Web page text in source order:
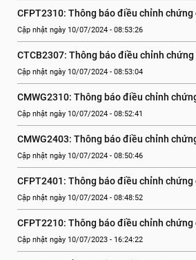
CFPT2310: Thông báo điều chỉnh chứng
Cập nhật ngày 10/07/2024 - 08:53:26
CTCB2307: Thông báo điều chỉnh chứng
Cập nhật ngày 10/07/2024 - 08:53:04
CMWG2310: Thông báo điều chỉnh
Cập nhật ngày 10/07/2024 - 08:52:41
CMWG2403: Thông báo điều chỉnh
Cập nhật ngày 10/07/2024 - 08:50:46
CFPT2401: Thông báo điều chỉnh chứng
Cập nhật ngày 10/07/2024 - 08:48:52
CFPT2210: Thông báo điều chỉnh chứng
Cập nhật ngày 10/07/2023 - 16:24:22